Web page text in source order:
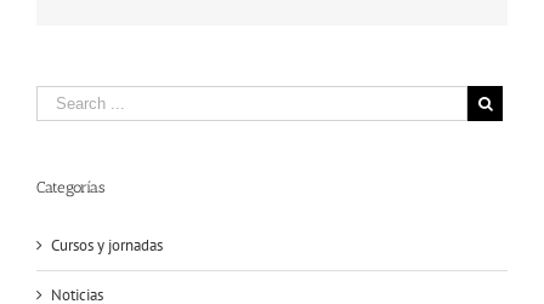
Categorías
Cursos y jornadas
Noticias